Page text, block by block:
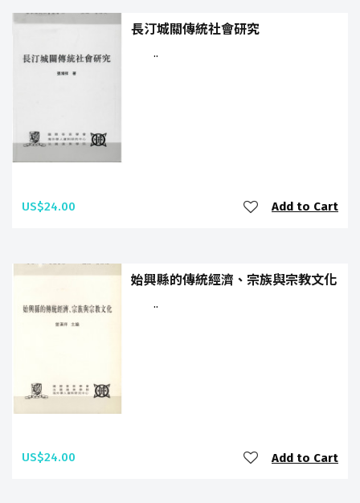
長汀城關傳統社會研究
..
US$24.00 Add to Cart
始興縣的傳統經濟、宗族與宗教文化
..
US$24.00 Add to Cart